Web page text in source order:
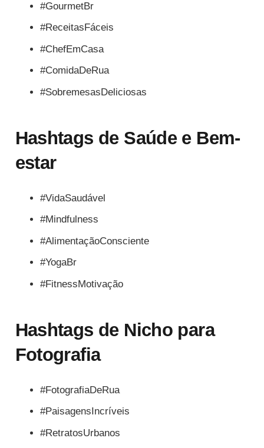
#GourmetBr
#ReceitasFáceis
#ChefEmCasa
#ComidaDeRua
#SobremesasDeliciosas
Hashtags de Saúde e Bem-
estar
#VidaSaudável
#Mindfulness
#AlimentaçãoConsciente
#YogaBr
#FitnessMotivação
Hashtags de Nicho para
Fotografia
#FotografiaDeRua
#PaisagensIncríveis
#RetratosUrbanos